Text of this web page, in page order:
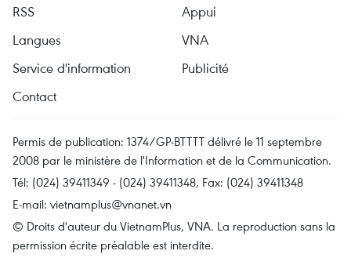
RSS
Appui
Langues
VNA
Service d'information
Publicité
Contact
Permis de publication: 1374/GP-BTTTT délivré le 11 septembre
2008 par le ministère de l'Information et de la Communication.
Tél: (024) 39411349 - (024) 39411348, Fax: (024) 39411348
E-mail: vietnamplus@vnanet.vn
© Droits d'auteur du VietnamPlus, VNA. La reproduction sans la
permission écrite préalable est interdite.